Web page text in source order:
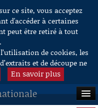
ce site, vous acceptez
d'accéder à certaines
peut être retiré à tout
l’utilisation de cookies, les
et de découpe ne
En savoir plus